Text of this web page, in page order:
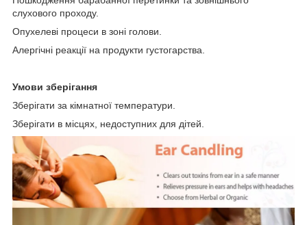
слухового проходу.
Опухелеві процеси в зоні голови.
Алергічні реакції на продукти густогарства.
Умови зберігання
Зберігати за кімнатної температури.
Зберігати в місцях, недоступних для дітей.